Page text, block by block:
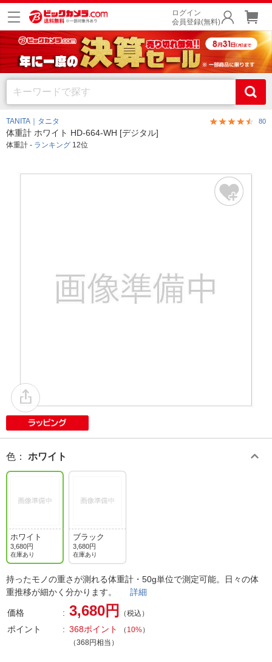
ログイン
会員登録(無料)
TANITA｜タニタ 80
体重計 ホワイト HD-664-WH [デジタル]
体重計 - ランキング 12位
色 ： ホワイト
ホワイト
3,680円
在庫あり
ブラック
3,680円
在庫あり
持ったモノの重さが測れる体重計・50g単位で測定可能。日々の体
重推移が細かく分かります。 詳細
価格 3,680円 （税込）
ポイント 368ポイント （ 10%）
（368円相当）